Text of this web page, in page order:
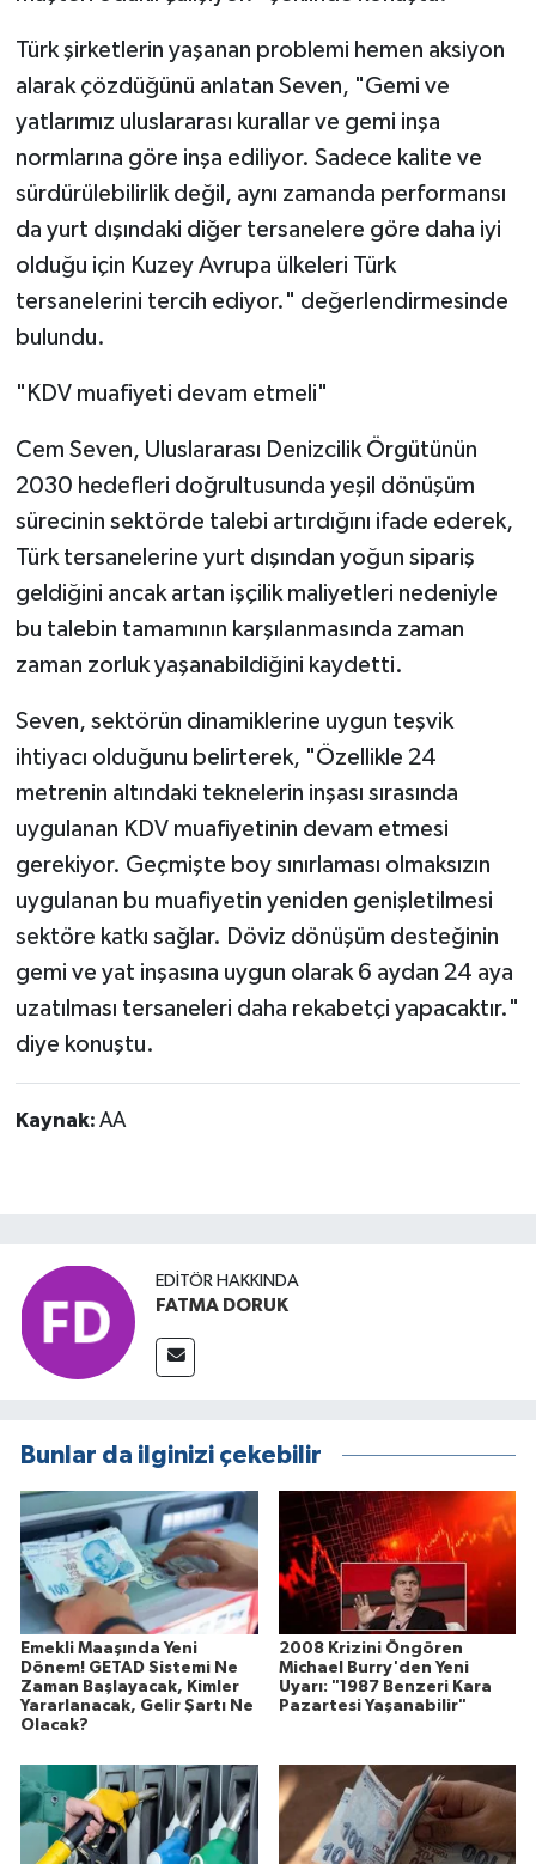
Türk şirketlerin yaşanan problemi hemen aksiyon
alarak çözdüğünü anlatan Seven, "Gemi ve
yatlarımız uluslararası kurallar ve gemi inşa
normlarına göre inşa ediliyor. Sadece kalite ve
sürdürülebilirlik değil, aynı zamanda performansı
da yurt dışındaki diğer tersanelere göre daha iyi
olduğu için Kuzey Avrupa ülkeleri Türk
tersanelerini tercih ediyor." değerlendirmesinde
bulundu.
"KDV muafiyeti devam etmeli"
Cem Seven, Uluslararası Denizcilik Örgütünün
2030 hedefleri doğrultusunda yeşil dönüşüm
sürecinin sektörde talebi artırdığını ifade ederek,
Türk tersanelerine yurt dışından yoğun sipariş
geldiğini ancak artan işçilik maliyetleri nedeniyle
bu talebin tamamının karşılanmasında zaman
zaman zorluk yaşanabildiğini kaydetti.
Seven, sektörün dinamiklerine uygun teşvik
ihtiyacı olduğunu belirterek, "Özellikle 24
metrenin altındaki teknelerin inşası sırasında
uygulanan KDV muafiyetinin devam etmesi
gerekiyor. Geçmişte boy sınırlaması olmaksızın
uygulanan bu muafiyetin yeniden genişletilmesi
sektöre katkı sağlar. Döviz dönüşüm desteğinin
gemi ve yat inşasına uygun olarak 6 aydan 24 aya
uzatılması tersaneleri daha rekabetçi yapacaktır."
diye konuştu.
Kaynak: AA
EDITÖR HAKKINDA
FATMA DORUK
Bunlar da ilginizi çekebilir
Emekli Maaşında Yeni
Dönem! GETAD Sistemi Ne
Zaman Başlayacak, Kimler
Yararlanacak, Gelir Şartı Ne
Olacak?
2008 Krizini Öngören
Michael Burry'den Yeni
Uyarı: "1987 Benzeri Kara
Pazartesi Yaşanabilir"